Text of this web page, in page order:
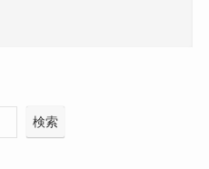
検索